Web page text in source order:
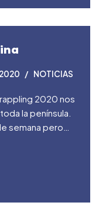
NOTICIAS
2020 nos
la península.
semana pero…